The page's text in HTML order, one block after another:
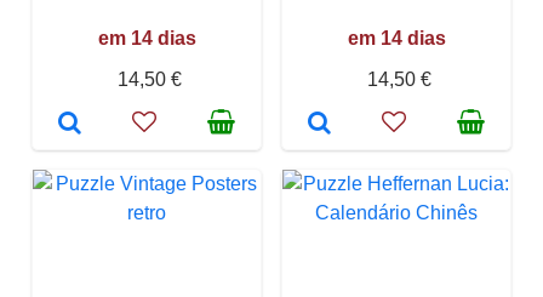
em 14 dias
14,50 €
em 14 dias
14,50 €